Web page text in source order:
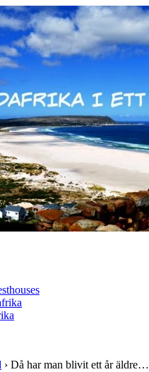
› Då har man blivit ett år äldre…